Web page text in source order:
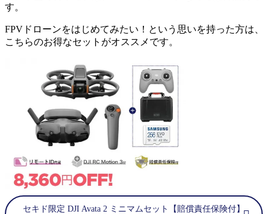
す。
FPVドローンをはじめてみたい！という思いを持った方は、
こちらのお得なセットがオススメです。
セキド限定 DJI Avata 2 ミニマムセット【賠償責任保険付】